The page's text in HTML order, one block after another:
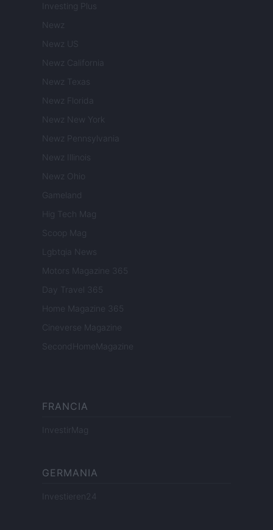
Investing Plus
Newz
Newz US
Newz California
Newz Texas
Newz Florida
Newz New York
Newz Pennsylvania
Newz Illinois
Newz Ohio
Gameland
Hig Tech Mag
Scoop Mag
Lgbtqia News
Motors Magazine 365
Day Travel 365
Home Magazine 365
Cineverse Magazine
SecondHomeMagazine
FRANCIA
InvestirMag
GERMANIA
Investieren24